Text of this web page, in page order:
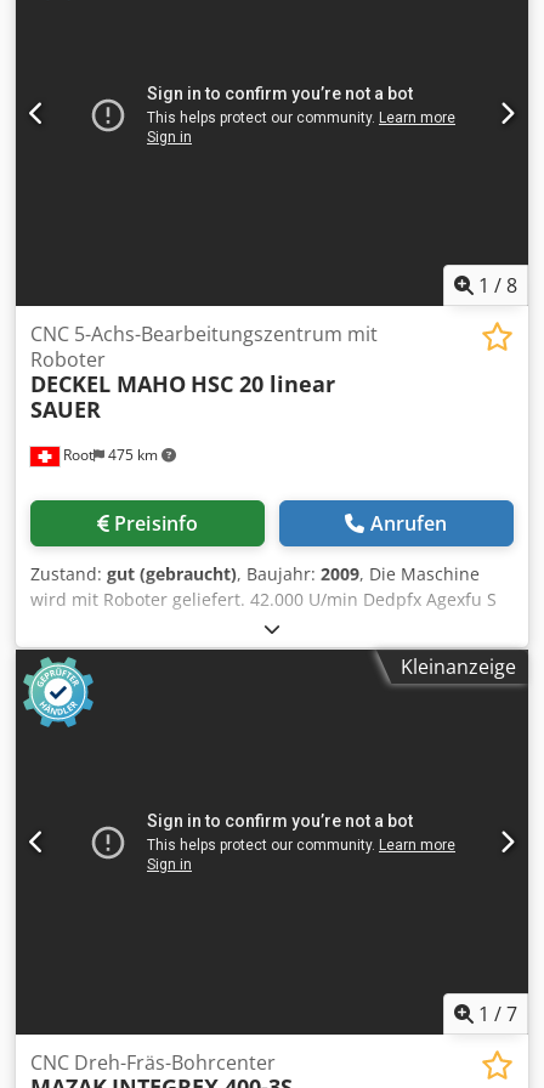
Achse: +30° bis -120° C-Achse: 360° Eilgang X-Achse: 40
m/min Eilgang Y-Achse: 40 m/min Eilgang Z-Achse: 36
m/min Dodpfx Agjymc Ngexskr Max. Tischbelastung: 500
1 /8
Root 475 km
CNC 5-Achs-Bearbeitungszentrum mit
Roboter
DECKEL MAHO HSC 20 linear
SAUER
Preisinfo Anrufen
Zustand: gut (gebraucht), Baujahr: 2009, Die Maschine
wird mit Roboter geliefert. 42.000 U/min Dedpfx Agexfu S
Kleinanzeige
1 /7
CNC Dreh-Fräs-Bohrcenter